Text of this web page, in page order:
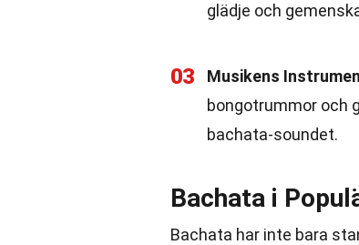
glädje och
03 Musikens
bongotrummor och
bachata-soundet.
Bachata i
Bachata har inte bara